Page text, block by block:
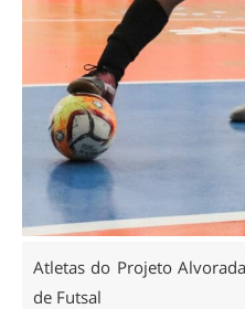
Atletas do Projeto
de Futsal